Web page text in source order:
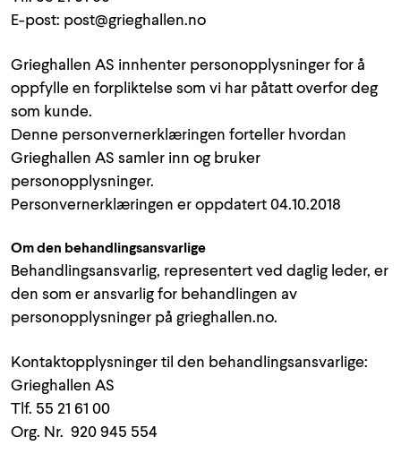
E-post: post@grieghallen.no
Grieghallen AS innhenter personopplysninger for å
oppfylle en forpliktelse som vi har påtatt overfor deg
som kunde.
Denne personvernerklæringen forteller hvordan
Grieghallen AS samler inn og bruker
personopplysninger.
Personvernerklæringen er oppdatert 04.10.2018
Om den behandlingsansvarlige
Behandlingsansvarlig, representert ved daglig leder, er
den som er ansvarlig for behandlingen av
personopplysninger på grieghallen.no.
Kontaktopplysninger til den behandlingsansvarlige:
Grieghallen AS
Tlf. 55 21 61 00
Org. Nr. 920 945 554